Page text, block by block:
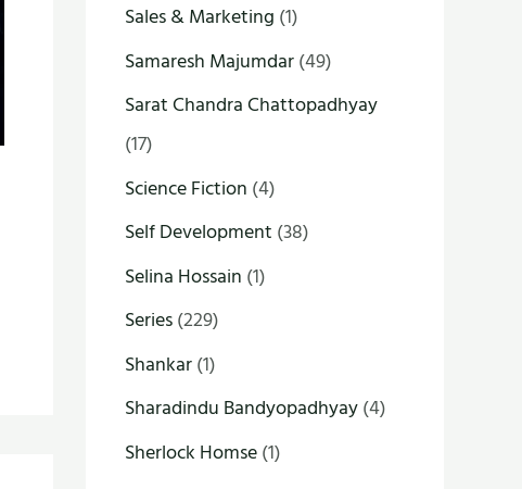
Sales & Marketing (1)
Samaresh Majumdar(49)
Sarat Chandra Chattopadhyay
(17)
Science Fiction (4)
Self Development (38)
Selina Hossain (1)
Series(229)
Shankar(1)
Sharadindu Bandyopadhyay(4)
Sherlock Homse(1)